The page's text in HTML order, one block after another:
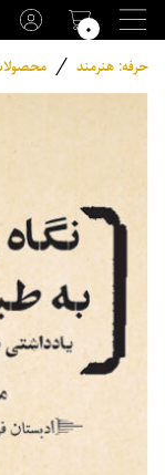
۰
حرفه: هنرمند /